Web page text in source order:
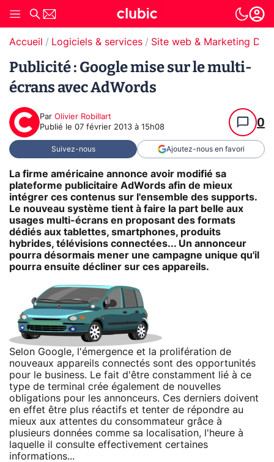
Accueil Logiciels & services Site web & Marketing
Publicité : Google mise sur le multi-
écrans avec AdWords
Par Olivier Robillart
Publié le 07 février 2013 à 15h08 0
Suivez-nous Ajoutez-nous en favori
La firme américaine annonce avoir modifié sa
plateforme publicitaire AdWords afin de mieux
intégrer ces contenus sur l'ensemble des supports.
Le nouveau système tient à faire la part belle aux
usages multi-écrans en proposant des formats
dédiés aux tablettes, smartphones, produits
hybrides, télévisions connectées... Un annonceur
pourra désormais mener une campagne unique qu'il
pourra ensuite décliner sur ces appareils.
Selon Google, l'émergence et la prolifération de
nouveaux appareils connectés sont des opportunités
pour le business. Le fait d'être constamment lié à ce
type de terminal crée également de nouvelles
obligations pour les annonceurs. Ces derniers doivent
en effet être plus réactifs et tenter de répondre au
mieux aux attentes du consommateur grâce à
plusieurs données comme sa localisation, l'heure à
laquelle il consulte effectivement certaines
informations...